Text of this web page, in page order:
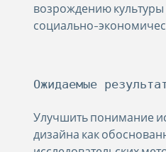
возрождению
социально-
Ожидаемые
Улучшить понимание
дизайна как